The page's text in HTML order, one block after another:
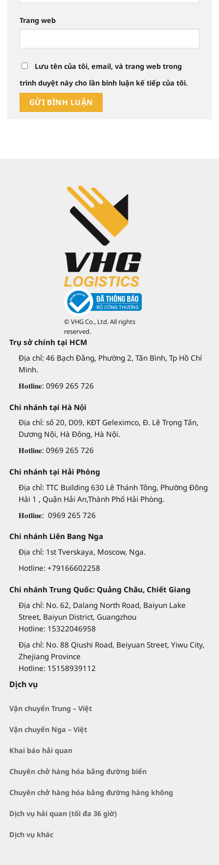
Trang web
Lưu tên của tôi, email, và trang web trong
trình duyệt này cho lần bình luận kế tiếp của tôi.
© VHG Co., Ltd. All rights
reserved.
Trụ sở chính tại HCM
Địa chỉ: 46 Bạch Đằng, Phường 2, Tân Bình, Tp Hồ Chí
Minh.
𝐇𝐨𝐭𝐥𝐢𝐧𝐞: 0969 265 726
Chi nhánh tại Hà Nội
Địa chỉ: số 20, D09, KĐT Geleximco, Đ. Lê Trọng Tấn,
Dương Nội, Hà Đông, Hà Nội.
𝐇𝐨𝐭𝐥𝐢𝐧𝐞: 0969 265 726
Chi nhánh tại Hải Phòng
Địa chỉ: TTC Building 630 Lê Thánh Tông, Phường Đông
Hải 1 , Quận Hải An,Thành Phố Hải Phòng.
𝐇𝐨𝐭𝐥𝐢𝐧𝐞: 0969 265 726
Chi nhánh Liên Bang Nga
Địa chỉ: 1st Tverskaya, Moscow, Nga.
Hotline: +79166602258
Chi nhánh Trung Quốc: Quảng Châu, Chiết Giang
Địa chỉ: No. 62, Dalang North Road, Baiyun Lake
Street, Baiyun District, Guangzhou
Hotline: 15322046958
Địa chỉ: No. 88 Qiushi Road, Beiyuan Street, Yiwu City,
Zhejiang Province
Hotline: 15158939112
Dịch vụ
Vận chuyển Trung – Việt
Vận chuyển Nga – Việt
Khai báo hải quan
Chuyên chở hàng hóa bằng đường biển
Chuyên chở hàng hóa bằng đường hàng không
Dịch vụ hải quan (tối đa 36 giờ)
Dịch vụ khác